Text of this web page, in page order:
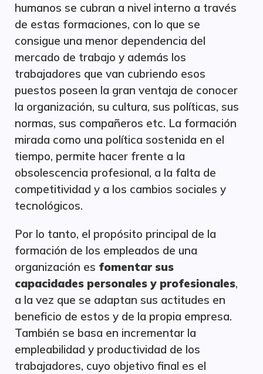
humanos se cubran a nivel interno a través
de estas formaciones, con lo que se
consigue una menor dependencia del
mercado de trabajo y además los
trabajadores que van cubriendo esos
puestos poseen la gran ventaja de conocer
la organización, su cultura, sus políticas, sus
normas, sus compañeros etc. La formación
mirada como una política sostenida en el
tiempo, permite hacer frente a la
obsolescencia profesional, a la falta de
competitividad y a los cambios sociales y
tecnológicos.
Por lo tanto, el propósito principal de la
formación de los empleados de una
organización es fomentar sus
capacidades personales y profesionales,
a la vez que se adaptan sus actitudes en
beneficio de estos y de la propia empresa.
También se basa en incrementar la
empleabilidad y productividad de los
trabajadores, cuyo objetivo final es el